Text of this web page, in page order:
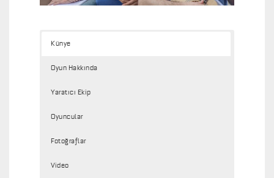
Künye
Oyun Hakkında
Yaratıcı Ekip
Oyuncular
Fotoğraflar
Video